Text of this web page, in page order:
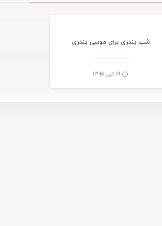
شب بندری برای موسی بندری
۱۹ تیر ۱۳۹۵